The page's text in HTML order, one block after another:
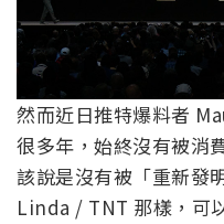
然而近日推特爆料者
很多年，始終沒有被消
該說是沒有被「重新發
Linda / TNT 那樣，可